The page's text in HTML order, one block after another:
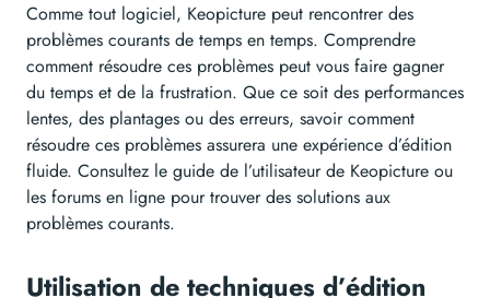
Comme tout logiciel, Keopicture peut rencontrer des
problèmes courants de temps en temps. Comprendre
comment résoudre ces problèmes peut vous faire gagner
du temps et de la frustration. Que ce soit des performances
lentes, des plantages ou des erreurs, savoir comment
résoudre ces problèmes assurera une expérience d’édition
fluide. Consultez le guide de l’utilisateur de Keopicture ou
les forums en ligne pour trouver des solutions aux
problèmes courants.
Utilisation de techniques d’édition